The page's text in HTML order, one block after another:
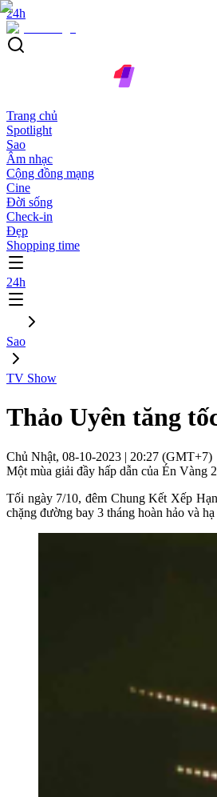
24h
Trang chủ
Spotlight
Sao
Âm nhạc
Cộng đồng mạng
Cine
Đời sống
Check-in
Đẹp
Shopping time
24h
Sao
TV Show
Thảo Uyên tăng
Chủ Nhật, 08-10-2023 | 20:27 (GMT+7)
Một mùa giải đầy hấp dẫn của Én Vàng
Tối ngày 7/10, đêm Chung Kết Xếp
chặng đường bay 3 tháng hoàn hảo và